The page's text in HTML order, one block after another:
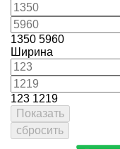
1350 5960
Ширина
123 1219
Показать
сбросить